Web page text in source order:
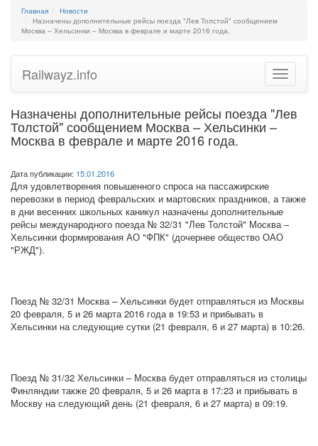
Главная
Новости
Назначены дополнительные рейсы поезда "Лев Толстой" сообщением
Москва – Хельсинки – Москва в феврале и марте 2016 года.
Toggle
Railwayz.info
Назначены дополнительные рейсы поезда "Лев
Толстой" сообщением Москва – Хельсинки –
Москва в феврале и марте 2016 года.
Дата публикации: 15.01.2016
Для удовлетворения повышенного спроса на пассажирские
перевозки в период февральских и мартовских праздников, а также
в дни весенних школьных каникул назначены дополнительные
рейсы международного поезда № 32/31 "Лев Толстой" Москва –
Хельсинки формирования АО "ФПК" (дочернее общество ОАО
"РЖД").
Поезд № 32/31 Москва – Хельсинки будет отправляться из Москвы
20 февраля, 5 и 26 марта 2016 года в 19:53 и прибывать в
Хельсинки на следующие сутки (21 февраля, 6 и 27 марта) в 10:26.
Поезд № 31/32 Хельсинки – Москва будет отправляться из столицы
Финляндии также 20 февраля, 5 и 26 марта в 17:23 и прибывать в
Москву на следующий день (21 февраля, 6 и 27 марта) в 09:19.